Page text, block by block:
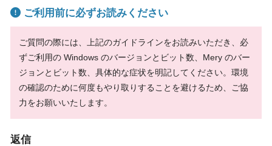
ご利用前に必ずお読みください
ご質問の際には、上記のガイドラインをお読みいただき、必
ずご利用の Windows のバージョンとビット数、Mery のバー
ジョンとビット数、具体的な症状を明記してください。環境
の確認のために何度もやり取りすることを避けるため、ご協
力をお願いいたします。
返信